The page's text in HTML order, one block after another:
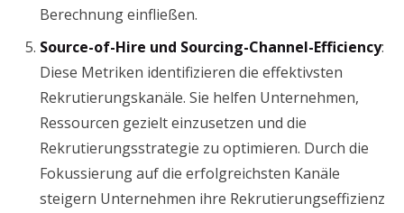
Berechnung einfließen.
Source-of-Hire und Sourcing-Channel-Efficiency:
Diese Metriken identifizieren die effektivsten
Rekrutierungskanäle. Sie helfen Unternehmen,
Ressourcen gezielt einzusetzen und die
Rekrutierungsstrategie zu optimieren. Durch die
Fokussierung auf die erfolgreichsten Kanäle
steigern Unternehmen ihre Rekrutierungseffizienz